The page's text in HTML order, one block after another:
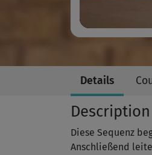
Details
Description
Diese Sequenz
Anschließend